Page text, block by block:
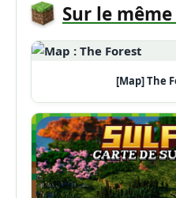
Sur le
[Map] The